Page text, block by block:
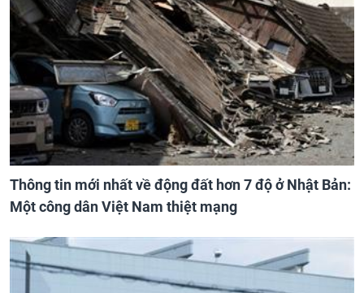
Thông tin mới nhất về động đất hơn 7 độ ở Nhật Bản:
Một công dân Việt Nam thiệt mạng